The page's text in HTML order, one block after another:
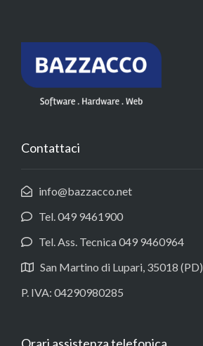
Contattaci
info@bazzacco.net
Tel. 049 9461900
Tel. Ass. Tecnica 049 9460964
San Martino di Lupari, 35018 (PD)
P. IVA: 04290980285